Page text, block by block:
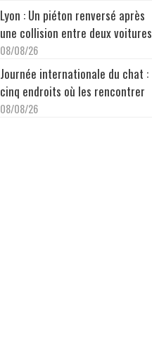
Lyon : Un piéton renversé après
une collision entre deux voitures
08/08/26
Journée internationale du chat :
cinq endroits où les rencontrer
08/08/26